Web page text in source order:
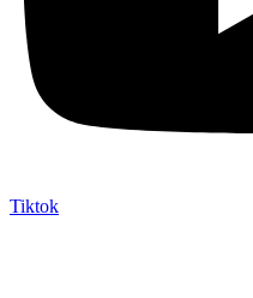
Tiktok